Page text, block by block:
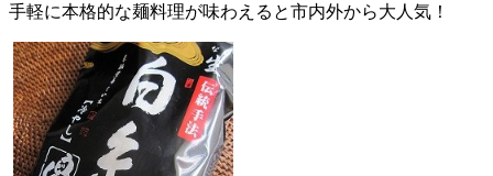
手軽に本格的な麺料理が味わえると市内外から大人気！